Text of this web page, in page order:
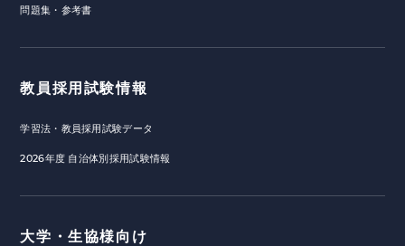
問題集・参考書
教員採用試験情報
学習法・教員採用試験データ
2026年度 自治体別採用試験情報
大学・生協様向け